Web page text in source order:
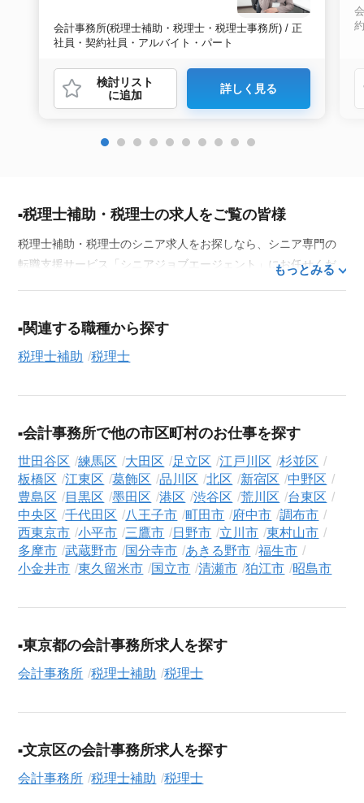
会計事務所(税理士補助・税理士・税理士事務所) / 正
社員・契約社員・アルバイト・パート
検討リスト
に追加
詳しく見る
税理士補助・税理士の求人をご覧の皆様
税理士補助・税理士のシニア求人をお探しなら、シニア専門の
転職支援サービス「シニアジョブエージェント」にお任せくだ
を徹底的にサポートします。この求人を含む
サービスだけの非公開求人です。
ご利用の流れ
る」ボタンからご登録ください。シニア専門のキャリアアドバ
イザーが、これまでのご経歴やご希望を丁寧にヒアリングし、
職務経歴書の作成から面接対策、企業との条件交渉まで、転職
活動の全プロセスを無料でサポートいたします。
求人検索について
シニアジョブエージェントでは、豊富な求人情報の中から、あ
なたの希望に合ったお仕事を簡単に見つけられます。雇用形態
収・時給・日給、さらに週休2日制、駅近、短期といったこだわ
この税理士補助・税理士の求人にご興味をお持ちの方はもちろ
ん、「まずは相談から始めたい」という方も、ぜひお気軽に
もっとみる
関連する職種から探す
税理士補助 税理士
会計事務所で他の市区町村のお仕事を探す
世田谷区 練馬区 大田区 足立区 江戸川区
杉並区
板橋区
江東区 葛飾区 品川区 北区 新宿区
中野区
豊島区
目黒区 墨田区 港区 渋谷区 荒川区
台東区
中央区
千代田区 八王子市 町田市 府中市
調布市
西東京市
小平市 三鷹市 日野市 立川市
東村山市
多摩市
武蔵野市 国分寺市 あきる野市
福生市
小金井市
東久留米市 国立市 清瀬市 狛江市 昭島市
東京都の会計事務所求人を探す
会計事務所 税理士補助 税理士
文京区の会計事務所求人を探す
会計事務所 税理士補助 税理士